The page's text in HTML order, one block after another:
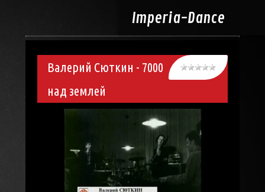
Imperia-Dance
Валерий Сюткин - 7000
над землей